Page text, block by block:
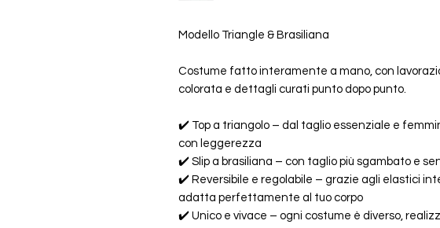
Modello Triangle & Brasiliana
Costume fatto interamente a mano, con
colorata e dettagli curati punto dopo punto.
✔️ Top a triangolo – dal taglio essenziale e
con leggerezza
✔️ Slip a brasiliana – con taglio più sgambato e
✔️ Reversibile e regolabile – grazie agli elastici
adatta perfettamente al tuo corpo
✔️ Unico e vivace – ogni costume è diverso,